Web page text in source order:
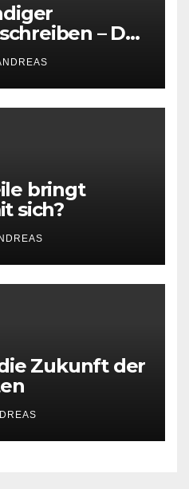
– Das
bringt
sich?
Zukunft der